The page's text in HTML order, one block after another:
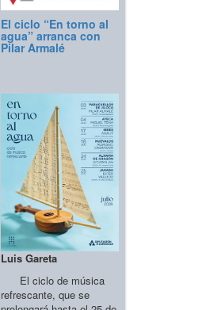
El ciclo “En torno al
agua” arranca con
Pilar Armalé
Luis Gareta
El ciclo de música
refrescante, que se